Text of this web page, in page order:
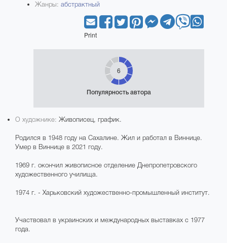
Жанры: абстрактный
Print
6
Популярность автора
О художнике: Живописец, график.
Родился в 1948 году на Сахалине. Жил и работал в Виннице.
Умер в Виннице в 2021 году.
1969 г. окончил живописное отделение Днепропетровского
художественного училища.
1974 г. - Харьковский художественно-промышленный институт.
Участвовал в украинских и международных выставках с 1977
года.